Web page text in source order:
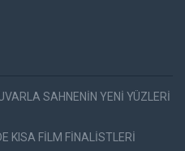
SAHNENİN YENİ YÜZLERİ
KISA FİLM FİNALİSTLERİ